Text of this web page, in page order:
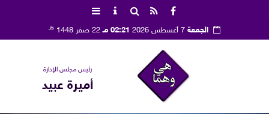
الجمعة 02:21 مـ 22 صفر 1448 هـ
رئيس مجلس الإدارة
أميرة عبيد